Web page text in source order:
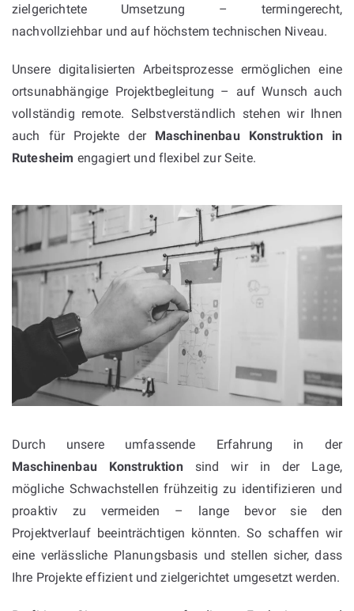
zielgerichtete Umsetzung – termingerecht,
nachvollziehbar und auf höchstem technischen Niveau.
Unsere digitalisierten Arbeitsprozesse ermöglichen eine
ortsunabhängige Projektbegleitung – auf Wunsch auch
vollständig remote. Selbstverständlich stehen wir Ihnen
auch für Projekte der Maschinenbau Konstruktion in
Rutesheim engagiert und flexibel zur Seite.
Durch unsere umfassende Erfahrung in der
Maschinenbau Konstruktionsind wir in der Lage,
mögliche Schwachstellen frühzeitig zu identifizieren und
proaktiv zu vermeiden – lange bevor sie den
Projektverlauf beeinträchtigen könnten. So schaffen wir
eine verlässliche Planungsbasis und stellen sicher, dass
Ihre Projekte effizient und zielgerichtet umgesetzt werden.